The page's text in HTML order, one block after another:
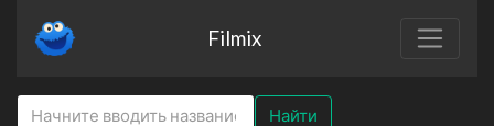
Filmix
Найти